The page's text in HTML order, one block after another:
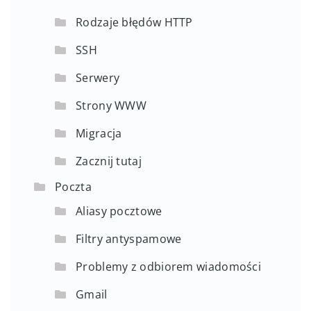
Rodzaje błędów HTTP
SSH
Serwery
Strony WWW
Migracja
Zacznij tutaj
Poczta
Aliasy pocztowe
Filtry antyspamowe
Problemy z odbiorem wiadomości
Gmail